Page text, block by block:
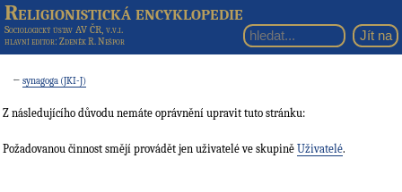
Religionistická encyklopedie
Sociologický ústav AV ČR, v.v.i.
hlavní editor: Zdeněk R. Nešpor
←synagoga (JKI-J)
Z následujícího důvodu nemáte oprávnění upravit tuto stránku:
Požadovanou činnost smějí provádět jen uživatelé ve skupině Uživatelé.